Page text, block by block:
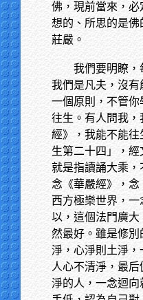
佛，現前當來，
想的、所思的是
莊嚴。
我們要明瞭，
我們是凡夫，沒
一個原則，不管
往生。有人問我
經》，我能不能
生第二十四」，
就是指讀誦大乘
念《華嚴經》，
西方極樂世界，
以，這個法門廣
然最好。雖是修
淨，心淨則土淨，
人心不清淨，最
淨的人，一念迴